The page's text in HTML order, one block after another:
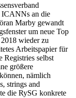
ICANNs an die
Marby gewandt
um neue Top
wieder zu
Arbeitspapier für
Registries selbst
größere
nämlich
strings and
die RySG konkrete